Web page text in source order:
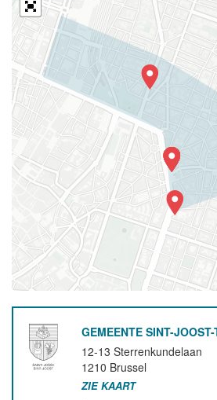
GEMEENTE SINT-
12-13 Sterrenkundelaan
1210 Brussel
ZIE KAART